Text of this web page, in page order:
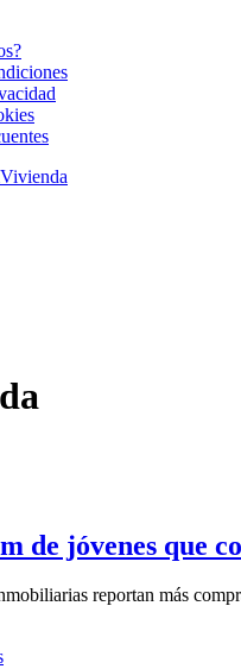
de jóvenes que
reportan más